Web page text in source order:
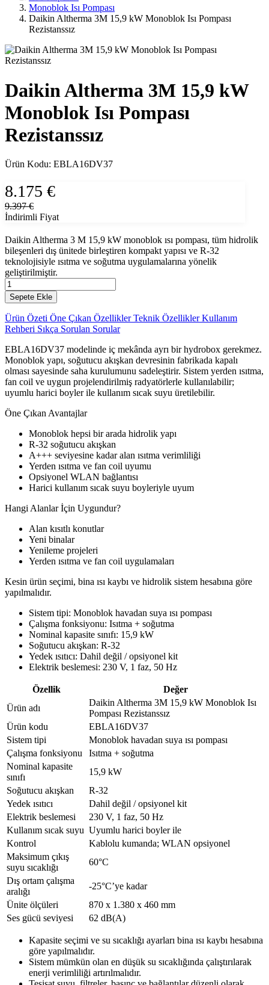
Monoblok Isı Pompası
Daikin Altherma 3M 15,9 kW Monoblok Isı Pompası
Rezistanssız
Daikin Altherma 3M 15,9 kW
Monoblok Isı Pompası
Rezistanssız
Ürün Kodu: EBLA16DV37
8.175 €
9.397 €
İndirimli Fiyat
Daikin Altherma 3 M 15,9 kW monoblok ısı pompası, tüm hidrolik
bileşenleri dış ünitede birleştiren kompakt yapısı ve R-32
teknolojisiyle ısıtma ve soğutma uygulamalarına yönelik
geliştirilmiştir.
Sepete Ekle
Ürün Özeti Öne Çıkan ÖzelliklerTeknik ÖzelliklerKullanım
Rehberi Sıkça Sorulan Sorular
EBLA16DV37 modelinde iç mekânda ayrı bir hydrobox gerekmez.
Monoblok yapı, soğutucu akışkan devresinin fabrikada kapalı
olması sayesinde saha kurulumunu sadeleştirir. Sistem yerden ısıtma,
fan coil ve uygun projelendirilmiş radyatörlerle kullanılabilir;
uyumlu harici boyler ile kullanım sıcak suyu üretilebilir.
Öne Çıkan Avantajlar
Monoblok hepsi bir arada hidrolik yapı
R-32 soğutucu akışkan
A+++ seviyesine kadar alan ısıtma verimliliği
Yerden ısıtma ve fan coil uyumu
Opsiyonel WLAN bağlantısı
Harici kullanım sıcak suyu boyleriyle uyum
Hangi Alanlar İçin Uygundur?
Alan kısıtlı konutlar
Yeni binalar
Yenileme projeleri
Yerden ısıtma ve fan coil uygulamaları
Kesin ürün seçimi, bina ısı kaybı ve hidrolik sistem hesabına göre
yapılmalıdır.
Sistem tipi: Monoblok havadan suya ısı pompası
Çalışma fonksiyonu: Isıtma + soğutma
Nominal kapasite sınıfı: 15,9 kW
Soğutucu akışkan: R-32
Yedek ısıtıcı: Dahil değil / opsiyonel kit
Elektrik beslemesi: 230 V, 1 faz, 50 Hz
Özellik
Değer
Ürün adı
Daikin Altherma 3M 15,9 kW Monoblok Isı
Pompası Rezistanssız
Ürün kodu
EBLA16DV37
Sistem tipi
Monoblok havadan suya ısı pompası
Çalışma fonksiyonu
Isıtma + soğutma
Nominal kapasite
sınıfı
15,9 kW
Soğutucu akışkan
R-32
Yedek ısıtıcı
Dahil değil / opsiyonel kit
Elektrik beslemesi
230 V, 1 faz, 50 Hz
Kullanım sıcak suyu Uyumlu harici boyler ile
Kontrol
Kablolu kumanda; WLAN opsiyonel
Maksimum çıkış
suyu sıcaklığı
60°C
Dış ortam çalışma
aralığı
-25°C’ye kadar
Ünite ölçüleri
870 x 1.380 x 460 mm
Ses gücü seviyesi
62 dB(A)
Kapasite seçimi ve su sıcaklığı ayarları bina ısı kaybı hesabına
göre yapılmalıdır.
Sistem mümkün olan en düşük su sıcaklığında çalıştırılarak
enerji verimliliği artırılmalıdır.